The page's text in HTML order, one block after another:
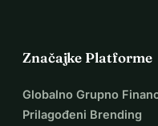
Značajke Platforme
Globalno Grupno
Prilagođeni Brending